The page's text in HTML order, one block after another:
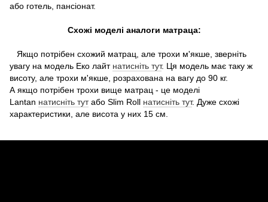
або готель, пансіонат.
Схожі моделі аналоги матраца:
Якщо потрібен схожий матрац, але трохи м'якше, зверніть
увагу на модель Еко лайт натисніть тут. Ця модель має таку ж
висоту, але трохи м'якше, розрахована на вагу до 90 кг.
А якщо потрібен трохи вище матрац - це моделі
Lantan натисніть тутабо Slim Roll натисніть тут. Дуже схожі
характеристики, але висота у них 15 см.